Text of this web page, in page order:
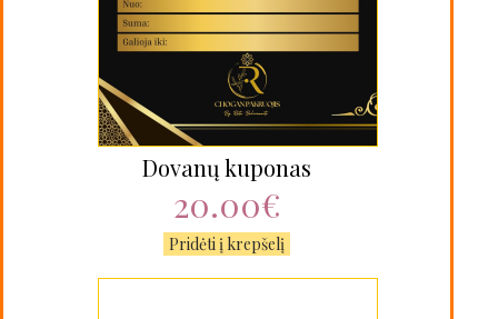
Dovanų kuponas
20.00€
Pridėti į krepšelį